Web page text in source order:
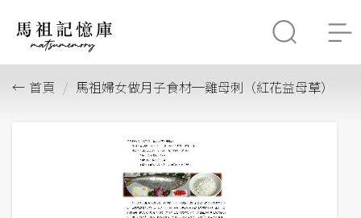
首頁 馬祖婦女做月子食材─雞母刺（紅花益母草）